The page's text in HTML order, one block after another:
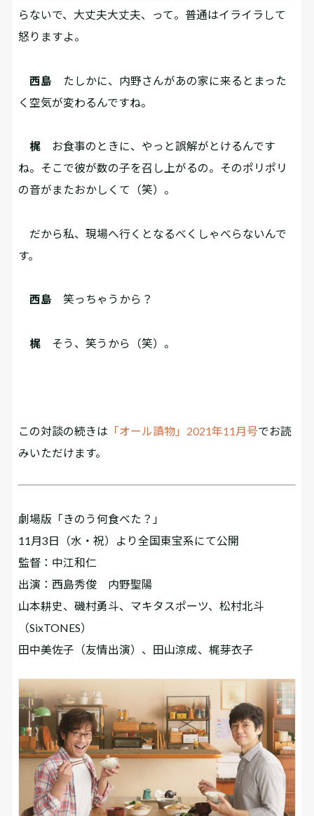
らないで、大丈夫大丈夫、って。普通はイライラして
怒りますよ。
西島 たしかに、内野さんがあの家に来るとまった
く空気が変わるんですね。
梶 お食事のときに、やっと誤解がとけるんです
ね。そこで彼が数の子を召し上がるの。そのポリポリ
の音がまたおかしくて（笑）。
だから私、現場へ行くとなるべくしゃべらないんで
す。
西島 笑っちゃうから？
梶 そう、笑うから（笑）。
この対談の続きは 「オール讀物」2021年11月号でお読
みいただけます。
劇場版「きのう何食べた？」
11月3日（水・祝）より全国東宝系にて公開
監督：中江和仁
出演：西島秀俊 内野聖陽
山本耕史、磯村勇斗、マキタスポーツ、松村北斗
（SixTONES）
田中美佐子（友情出演）、田山涼成、梶芽衣子